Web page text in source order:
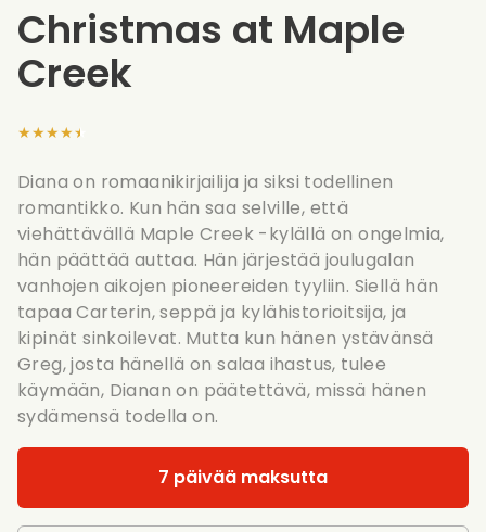
Christmas at Maple
Creek
★★★★★
Diana on romaanikirjailija ja siksi todellinen
romantikko. Kun hän saa selville, että
viehättävällä Maple Creek -kylällä on ongelmia,
hän päättää auttaa. Hän järjestää joulugalan
vanhojen aikojen pioneereiden tyyliin. Siellä hän
tapaa Carterin, seppä ja kylähistorioitsija, ja
kipinät sinkoilevat. Mutta kun hänen ystävänsä
Greg, josta hänellä on salaa ihastus, tulee
käymään, Dianan on päätettävä, missä hänen
sydämensä todella on.
7 päivää maksutta